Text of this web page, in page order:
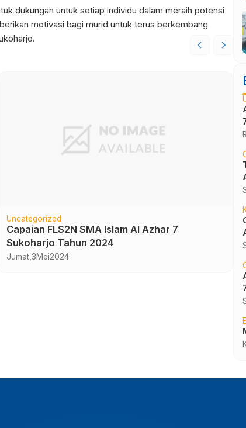
dukungan untuk setiap individu dalam meraih potensi
motivasi bagi murid untuk terus berkembang
Uncategorized
Capaian FLS2N SMA Islam Al Azhar 7
Sukoharjo Tahun 2024
Jumat, 3Mei2024